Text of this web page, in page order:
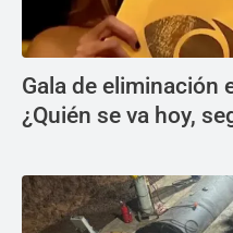
Gala de eliminación
¿Quién se va hoy,